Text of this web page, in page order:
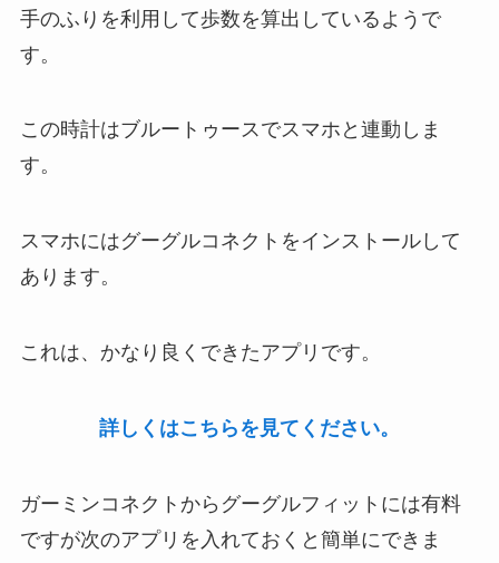
手のふりを利用して歩数を算出しているようで
す。
この時計はブルートゥースでスマホと連動しま
す。
スマホにはグーグルコネクトをインストールして
あります。
これは、かなり良くできたアプリです。
詳しくはこちらを見てください。
ガーミンコネクトからグーグルフィットには有料
ですが次のアプリを入れておくと簡単にできま